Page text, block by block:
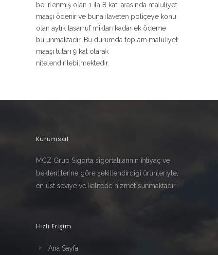
belirlenmiş olan 1 ila 8 katı arasında maluliyet
maaşı ödenir ve buna ilaveten poliçeye konu
olan aylık tasarruf miktarı kadar ek ödeme
bulunmaktadır. Bu durumda toplam maluliyet
maaşı tutarı 9 kat olarak
nitelendirilebilmektedir.
Kurumsal
MCZ Grup Sigorta sigortalılarının ihtiyaç ve
beklentilerine göre şekillendirdiği ürünleriyle,
en üst seviye ve kalitede hizmet sunmaktadır.
Hızlı Erişim
Ana Sayfa